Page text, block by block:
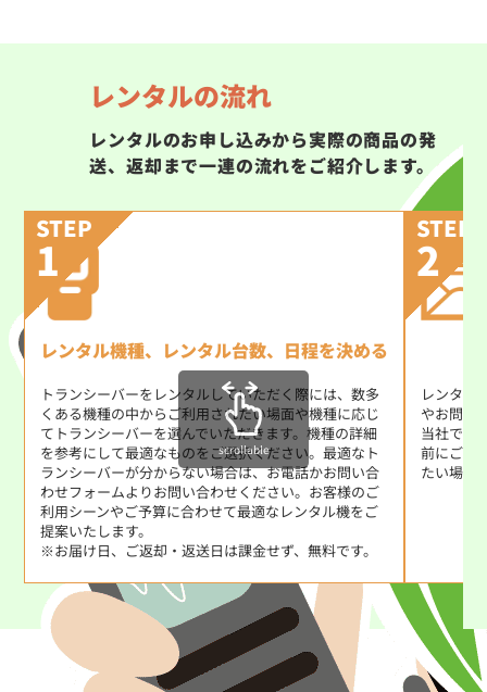
レンタルの流れ
レンタルのお申し込みから実際の商品の発
送、返却まで一連の流れをご紹介します。
STEP
1
レンタル機種、レンタル台数、日程を決める
トランシーバーをレンタルしていただく際には、数多
くある機種の中からご利用されたい場面や機種に応じ
てトランシーバーを選んでいただきます。機種の詳細
を参考にして最適なものをご選択ください。最適なト
ランシーバーが分からない場合は、お電話かお問い合
わせフォームよりお問い合わせください。お客様のご
利用シーンやご予算に合わせて最適なレンタル機をご
提案いたします。
※お届け日、ご返却・返送日は課金せず、無料です。
STEP
2
レンタル
やお問い
当社では
前にご使
たい場合
scrollable